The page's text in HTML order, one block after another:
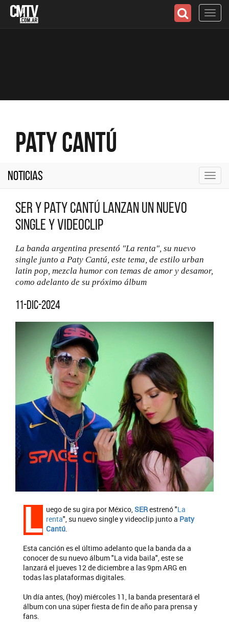
Paty Cantú
Noticias
SER y Paty Cantú lanzan un nuevo
single y videoclip
La banda argentina presentó "La renta", su nuevo
single junto a Paty Cantú, este tema, de estilo urban
latin pop, mezcla humor con temas de amor y desamor,
como adelanto de su próximo álbum
11-dic-2024
L uego de su gira por México,SERestrenó "La
renta", su nuevo single y videoclip junto a Paty
Cantú.
Esta canción es el último adelanto que la banda da a
conocer de su nuevo álbum "La vida baila", este se
lanzará el jueves 12 de diciembre a las 9pm ARG en
todas las plataformas digitales.
Un día antes, (hoy) miércoles 11, la banda presentará el
álbum con una súper fiesta de fin de año para prensa y
fans.